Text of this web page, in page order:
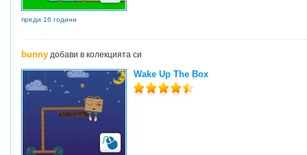
преди 16 години
bunny добави в колекцията си
Wake Up The Box